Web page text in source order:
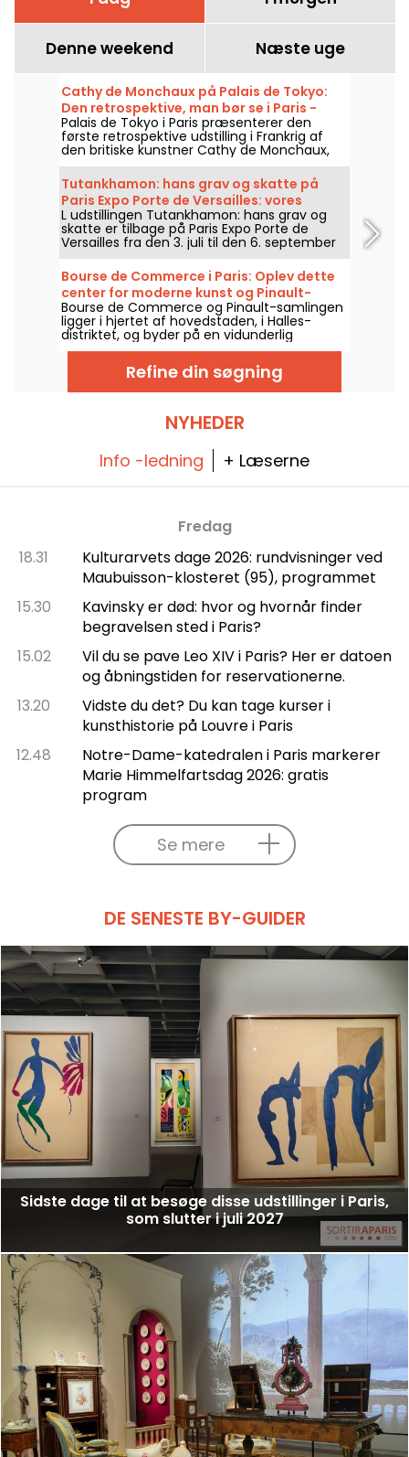
Denne weekend Næste uge
Cathy de Monchaux på Palais de Tokyo:
Den retrospektive, man bør se i Paris -
vores billeder
Palais de Tokyo i Paris præsenterer den
første retrospektive udstilling i Frankrig af
den britiske kunstner Cathy de Monchaux,
med titlen "Studio, Wounds and Battles.
Desire is the Reiteration of Hope", fra den 3.
april til den 13. september 2026. Udstillingen
samler næsten femti værker og giver et
overblik over fire årtier af hendes skabelse,
mellem kroppe, materialer og intime
fortællinger.
Tutankhamon: hans grav og skatte på
Paris Expo Porte de Versailles: vores
billeder
L udstillingen Tutankhamon: hans grav og
skatte er tilbage på Paris Expo Porte de
Versailles fra den 3. juli til den 6. september
2026. Genopbygninger af graven,
gravskatte, audioguide, et immersivt rum og
VR-oplevelse: se, hvad der venter dig på
stedet—i billeder.
Bourse de Commerce i Paris: Oplev dette
center for moderne kunst og Pinault-
samlingen
Bourse de Commerce og Pinault-samlingen
ligger i hjertet af hovedstaden, i Halles-
distriktet, og byder på en vidunderlig
spadseretur gennem moderne kunstværker.
Her er alt, hvad du skal vide, før du besøger
dette kunstcenter.Refine din søgning
NYHEDER
Info -ledning + Læserne
Fredag
18.31
Kulturarvets dage 2026: rundvisninger ved
Maubuisson-klosteret (95), programmet
15.30
Kavinsky er død: hvor og hvornår finder
begravelsen sted i Paris?
15.02
Vil du se pave Leo XIV i Paris? Her er datoen
og åbningstiden for reservationerne.
13.20
Vidste du det? Du kan tage kurser i
kunsthistorie på Louvre i Paris
12.48
Notre-Dame-katedralen i Paris markerer
Marie Himmelfartsdag 2026: gratis
program
Se mere
DE SENESTE BY-GUIDER
Sidste dage til at besøge disse udstillinger i Paris,
som slutter i juli 2027